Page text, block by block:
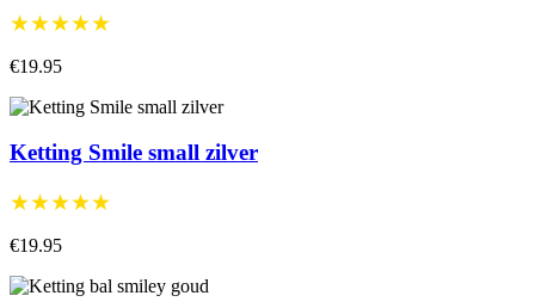
★★★★★
€19.95
Ketting Smile small zilver
★★★★★
€19.95